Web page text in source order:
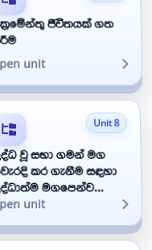
ජීවිතයක් ගත
unit
Unit 8
වූ සභා ගමන් මග
කර ගැනීම සඳහා
මගපෙන්ව...
unit